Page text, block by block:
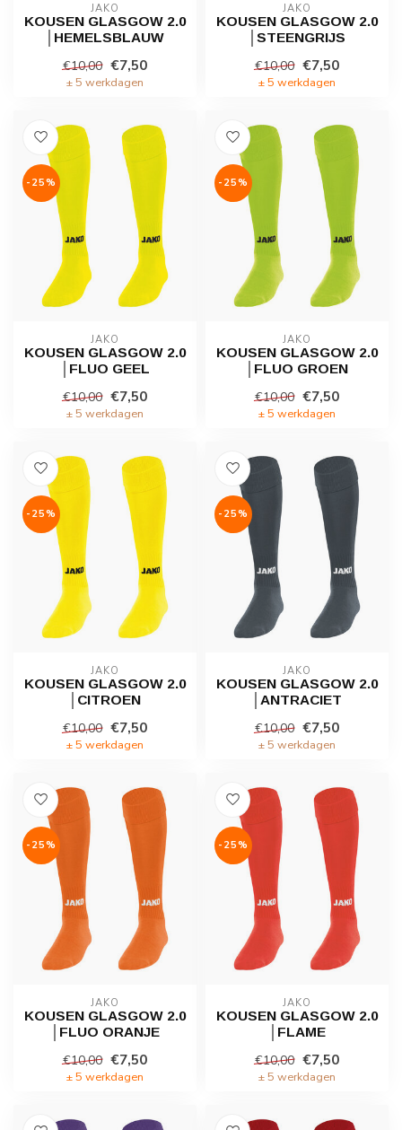
JAKO
KOUSEN GLASGOW 2.0
│HEMELSBLAUW
€10,00 €7,50
± 5 werkdagen
JAKO
KOUSEN GLASGOW 2.0
│STEENGRIJS
€10,00 €7,50
± 5 werkdagen
-25%
JAKO
KOUSEN GLASGOW 2.0
│FLUO GEEL
€10,00 €7,50
± 5 werkdagen
-25%
JAKO
KOUSEN GLASGOW 2.0
│FLUO GROEN
€10,00 €7,50
± 5 werkdagen
-25%
JAKO
KOUSEN GLASGOW 2.0
│CITROEN
€10,00 €7,50
± 5 werkdagen
-25%
JAKO
KOUSEN GLASGOW 2.0
│ANTRACIET
€10,00 €7,50
± 5 werkdagen
-25%
JAKO
KOUSEN GLASGOW 2.0
│FLUO ORANJE
€10,00 €7,50
± 5 werkdagen
-25%
JAKO
KOUSEN GLASGOW 2.0
│FLAME
€10,00 €7,50
± 5 werkdagen